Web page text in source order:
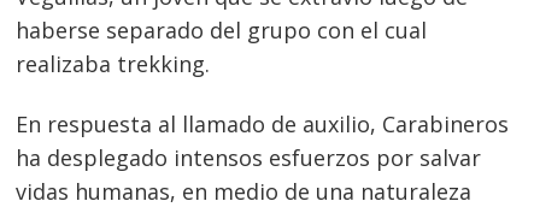
haberse separado del grupo con el cual
realizaba trekking.
En respuesta al llamado de auxilio, Carabineros
ha desplegado intensos esfuerzos por salvar
vidas humanas, en medio de una naturaleza